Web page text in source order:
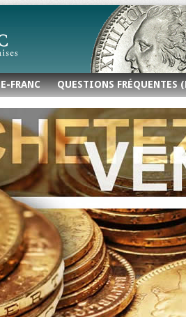
E-FRANC QUESTIONS FRÉQUENTES